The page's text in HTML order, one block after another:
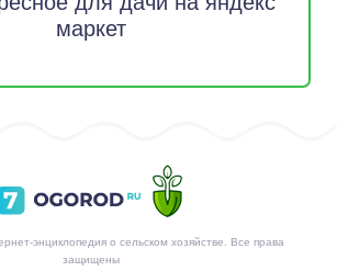
маркет
энциклопедия о сельском хозяйстве. Все права
защищены